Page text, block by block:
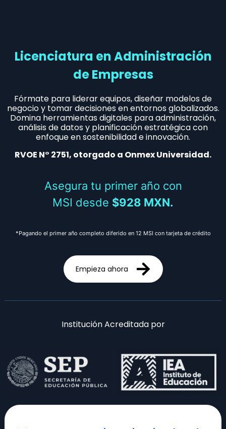
Licenciatura en Administración
de Empresas​
Fórmate para liderar equipos, diseñar modelos de
negocio y tomar decisiones en entornos globalizados.
Domina herramientas digitales para administración,
análisis de datos y planificación estratégica con
enfoque en sostenibilidad e innovación.
RVOE N° 2751, otorgado a Onmex Universidad.
Asegura tu primer año con
MSI desde $928 MXN.
*Pagando el primer año completo diferido en 12 MSI con tarjeta de crédito
Empieza ahora
Institución Acreditada por